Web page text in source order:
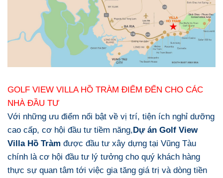
GOLF VIEW VILLA HỒ TRÀM ĐIỂM ĐẾN CHO CÁC
NHÀ ĐẦU TƯ
Với những ưu điểm nổi bật về vị trí, tiện ích nghỉ dưỡng
cao cấp, cơ hội đầu tư tiềm năng,Dự án Golf View
Villa Hồ Tràm được đầu tư xây dựng tại Vũng Tàu
chính là cơ hội đầu tư lý tưởng cho quý khách hàng
thực sự quan tâm tới việc gia tăng giá trị và dòng tiền